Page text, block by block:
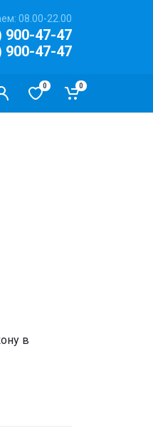
08.00-22.00
900-47-47
900-47-47
0 0
в